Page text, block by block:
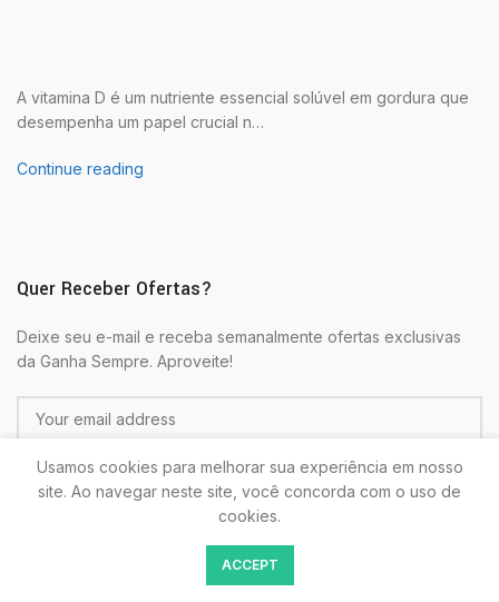
A vitamina D é um nutriente essencial solúvel em gordura que
desempenha um papel crucial n…
Continue reading
Quer Receber Ofertas?
Deixe seu e-mail e receba semanalmente ofertas exclusivas
da Ganha Sempre. Aproveite!
Colocando seu E-mail estará de acordo com as
Usamos cookies para melhorar sua experiência em nosso
site. Ao navegar neste site, você concorda com o uso de
cookies.
ACCEPT